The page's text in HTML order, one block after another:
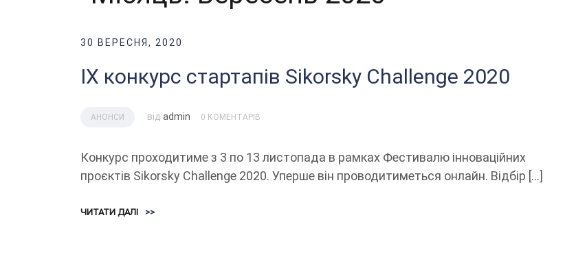
30 ВЕРЕСНЯ, 2020
IX конкурс стартапів Sikorsky Challenge 2020
АНОНСИ від admin 0 КОМЕНТАРІВ
Конкурс проходитиме з 3 по 13 листопада в рамках Фестивалю інноваційних
проєктів Sikorsky Challenge 2020. Уперше він проводитиметься онлайн. Відбір […]
ЧИТАТИ ДАЛІ >>